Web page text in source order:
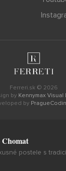
Ferreri.sk © 2026
by Kennymax
by
postele s